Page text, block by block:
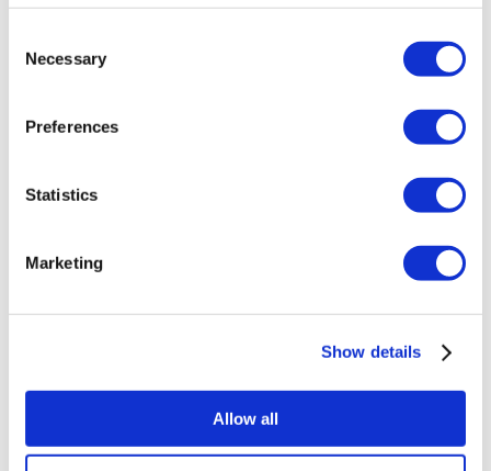
Selection
Necessary
Preferences
Statistics
Marketing
Show details
Allow all
Турция Клиники
Mexico Клиники
Colombia Клиники
Популярные виды лечения в Турция